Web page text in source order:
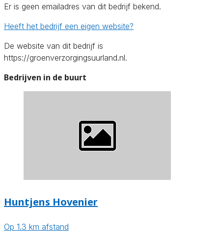
Er is geen emailadres van dit bedrijf bekend.
Heeft het bedrijf een eigen website?
De website van dit bedrijf is
https://groenverzorgingsuurland.nl.
Bedrijven in de buurt
Huntjens Hovenier
Op 1.3 km afstand